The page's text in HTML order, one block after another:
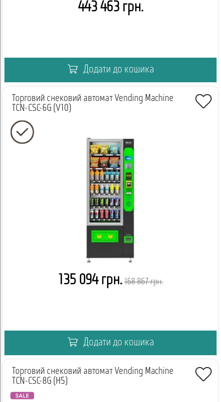
443 463 грн.
Додати до кошика
Торговий снековий автомат Vending Machine
TCN-CSC-6G (V10)
135 094 грн. 168 867 грн.
Додати до кошика
Торговий снековий автомат Vending Machine
TCN-CSC-8G (H5)